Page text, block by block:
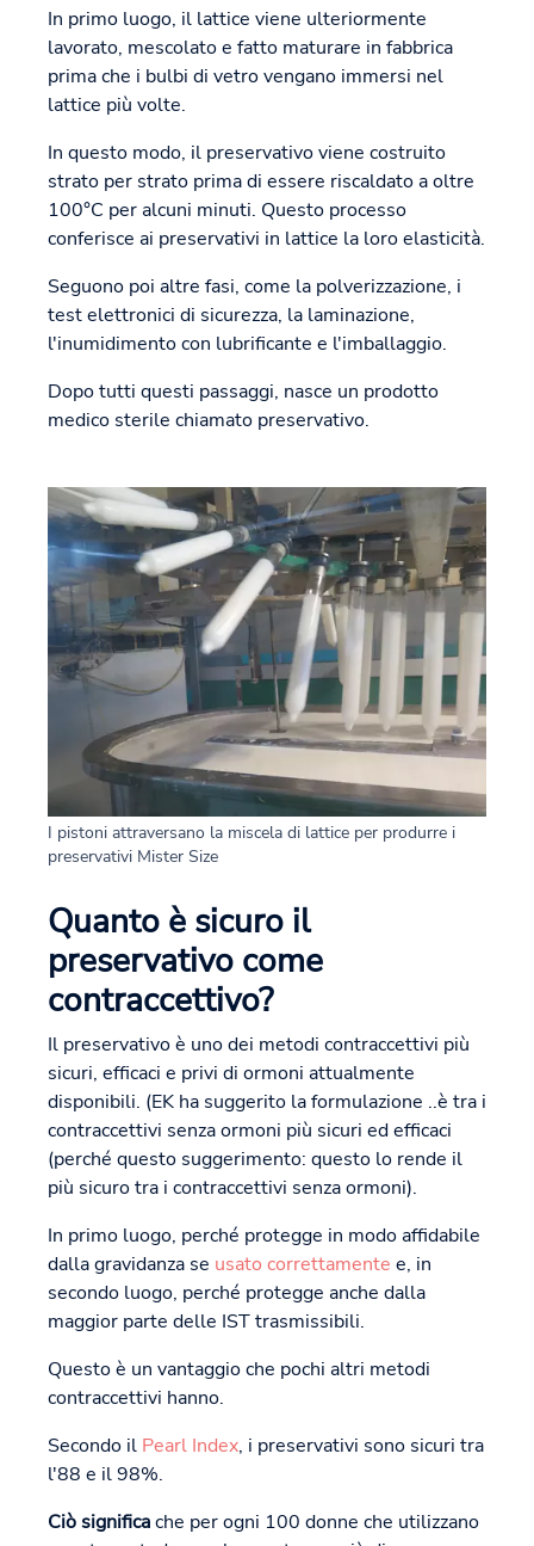
In primo luogo, il lattice viene ulteriormente
lavorato, mescolato e fatto maturare in fabbrica
prima che i bulbi di vetro vengano immersi nel
lattice più volte.
In questo modo, il preservativo viene costruito
strato per strato prima di essere riscaldato a oltre
100°C per alcuni minuti. Questo processo
conferisce ai preservativi in lattice la loro elasticità.
Seguono poi altre fasi, come la polverizzazione, i
test elettronici di sicurezza, la laminazione,
l'inumidimento con lubrificante e l'imballaggio.
Dopo tutti questi passaggi, nasce un prodotto
medico sterile chiamato preservativo.
I pistoni attraversano la miscela di lattice per produrre i
preservativi Mister Size
Quanto è sicuro il
preservativo come
contraccettivo?
Il preservativo è uno dei metodi contraccettivi più
sicuri, efficaci e privi di ormoni attualmente
disponibili. (EK ha suggerito la formulazione ..è tra i
contraccettivi senza ormoni più sicuri ed efficaci
(perché questo suggerimento: questo lo rende il
più sicuro tra i contraccettivi senza ormoni).
In primo luogo, perché protegge in modo affidabile
dalla gravidanza se usato correttamente e, in
secondo luogo, perché protegge anche dalla
maggior parte delle IST trasmissibili.
Questo è un vantaggio che pochi altri metodi
contraccettivi hanno.
Secondo il Pearl Index, i preservativi sono sicuri tra
l'88 e il 98%.
Ciò significache per ogni 100 donne che utilizzano